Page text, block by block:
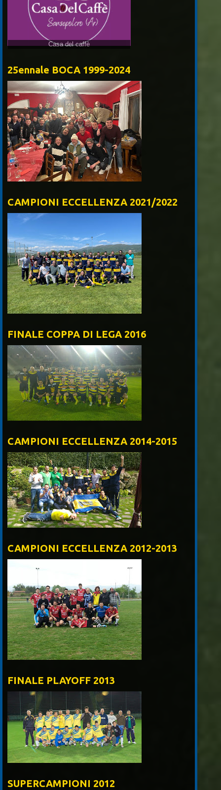
25ennale BOCA 1999-2024
CAMPIONI ECCELLENZA 2021/2022
FINALE COPPA DI LEGA 2016
CAMPIONI ECCELLENZA 2014-2015
CAMPIONI ECCELLENZA 2012-2013
FINALE PLAYOFF 2013
SUPERCAMPIONI 2012